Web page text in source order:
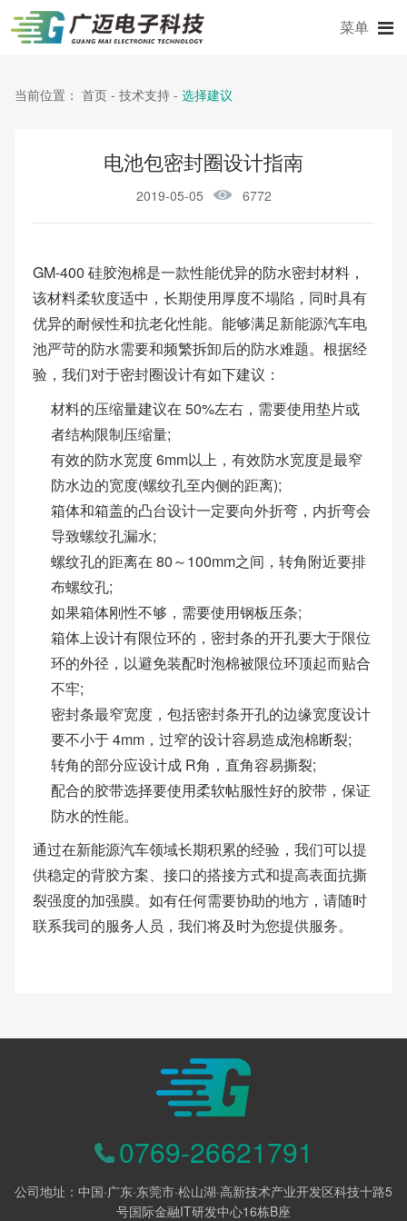
菜单
当前位置： 首页- 技术支持- 选择建议
电池包密封圈设计指南
2019-05-05 6772
GM-400 硅胶泡棉是一款性能优异的防水密封材料，
该材料柔软度适中，长期使用厚度不塌陷，同时具有
优异的耐候性和抗老化性能。能够满足新能源汽车电
池严苛的防水需要和频繁拆卸后的防水难题。根据经
验，我们对于密封圈设计有如下建议：
材料的压缩量建议在 50%左右，需要使用垫片或
者结构限制压缩量;
有效的防水宽度 6mm以上，有效防水宽度是最窄
防水边的宽度(螺纹孔至内侧的距离);
箱体和箱盖的凸台设计一定要向外折弯，内折弯会
导致螺纹孔漏水;
螺纹孔的距离在 80～100mm之间，转角附近要排
布螺纹孔;
如果箱体刚性不够，需要使用钢板压条;
箱体上设计有限位环的，密封条的开孔要大于限位
环的外径，以避免装配时泡棉被限位环顶起而贴合
不牢;
密封条最窄宽度，包括密封条开孔的边缘宽度设计
要不小于 4mm，过窄的设计容易造成泡棉断裂;
转角的部分应设计成 R角，直角容易撕裂;
配合的胶带选择要使用柔软帖服性好的胶带，保证
防水的性能。
通过在新能源汽车领域长期积累的经验，我们可以提
供稳定的背胶方案、接口的搭接方式和提高表面抗撕
裂强度的加强膜。如有任何需要协助的地方，请随时
联系我司的服务人员，我们将及时为您提供服务。
0769-26621791
公司地址：中国·广东·东莞市·松山湖·高新技术产业开发区科技十路5
号国际金融IT研发中心16栋B座